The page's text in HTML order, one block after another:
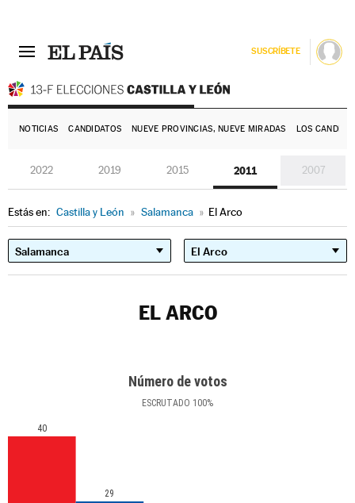
SUSCRÍBETE
NOTICIAS CANDIDATOS NUEVE PROVINCIAS, NUEVE MIRADAS LOS
2022 2019 2015 2011 2007
Estás en: Castilla y León » Salamanca » El Arco
EL ARCO
Número de votos
ESCRUTADO 100%
40
29